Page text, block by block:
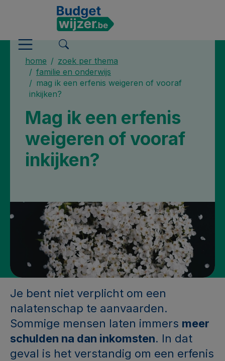
home
zoek per thema
familie en onderwijs
mag ik een erfenis weigeren of vooraf
inkijken?
Mag ik een erfenis
weigeren of vooraf
inkijken?
Je bent niet verplicht om een
nalatenschap te aanvaarden.
Sommige mensen laten immers meer
schulden na dan inkomsten. In dat
geval is het verstandig om een erfenis